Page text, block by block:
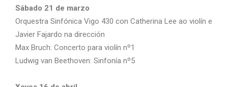
Sábado 21 de marzo
Orquestra Sinfónica Vigo 430 con Catherina Lee ao violín e
Javier Fajardo na dirección
Max Bruch: Concerto para violín nº1
Ludwig van Beethoven: Sinfonía nº5